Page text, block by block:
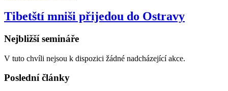
Tibetští mniši přijedou do Ostravy
Nejbližší semináře
V tuto chvíli nejsou k dispozici žádné nadcházející akce.
Poslední články